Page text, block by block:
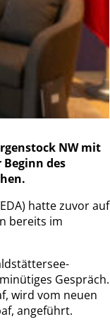
NW mit
des
hatte zuvor auf
bereits im
Gespräch.
wird vom neuen
angeführt.